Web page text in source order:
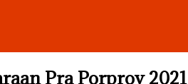
Pra Porprov 2021